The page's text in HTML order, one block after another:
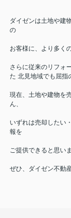
ダイゼンは土地や建
の
お客様に、より多く
さらに従来のリフォ
た 北見地域でも屈指
現在、土地や建物を
ん、
いずれは売却したい
報を
ご提供できると思いま
ぜひ、ダイゼン不動